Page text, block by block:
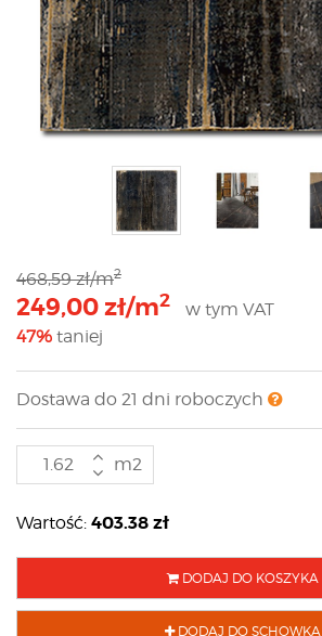
468,59 zł/m2
249,00 zł/m2
w tym VAT
47% taniej
Dostawa do 21 dni roboczych
m2
Wartość: 403.38zł
DODAJ DO KOSZYKA
DODAJ DO SCHOWKA